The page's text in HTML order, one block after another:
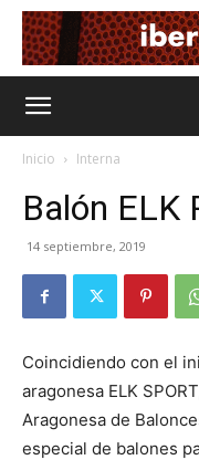
Inicio Interna
Balón ELK
14 septiembre, 2019
Coincidiendo con el
aragonesa ELK
Aragonesa de
especial de balones